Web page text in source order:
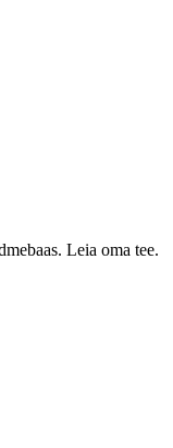
Leia oma tee.